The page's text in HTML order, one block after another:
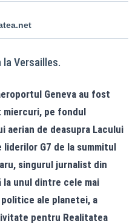
la Versailles.
Geneva au fost
miercuri, pe fondul
de deasupra Lacului
liderilor G7 de la summitul
singurul jurnalist din
la unul dintre cele mai
ale planetei, a
pentru Realitatea